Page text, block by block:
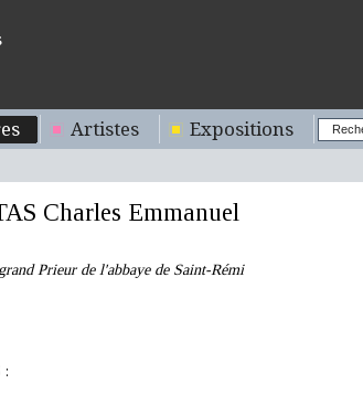
Artistes Expositions
Charles Emmanuel
Prieur de l'abbaye de Saint-Rémi
: